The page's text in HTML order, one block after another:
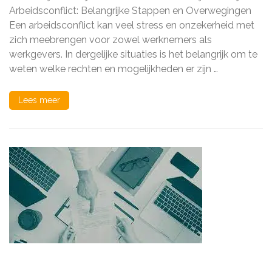
bij
een
Arbeidsconflict
Arbeidsconflict: Belangrijke Stappen en Overwegingen
Een arbeidsconflict kan veel stress en onzekerheid met
zich meebrengen voor zowel werknemers als
werkgevers. In dergelijke situaties is het belangrijk om te
weten welke rechten en mogelijkheden er zijn …
Lees meer